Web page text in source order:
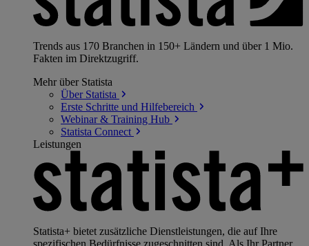
Trends aus 170 Branchen in 150+ Ländern und über 1 Mio.
Fakten im Direktzugriff.
Mehr über Statista
Über Statista
Erste Schritte und Hilfebereich
Webinar & Training Hub
Statista Connect
Leistungen
Statista+ bietet zusätzliche Dienstleistungen, die auf Ihre
spezifischen Bedürfnisse zugeschnitten sind. Als Ihr Partner